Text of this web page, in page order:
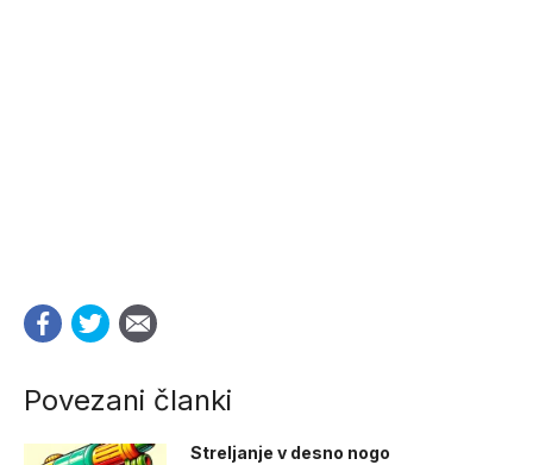
Povezani članki
Streljanje v desno nogo